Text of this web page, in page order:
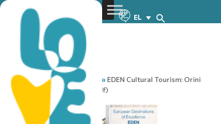
EL
You are here:Home» Media » EDEN Cultural Tourism: Orini
Larnaka, Cyprus – English (pdf)